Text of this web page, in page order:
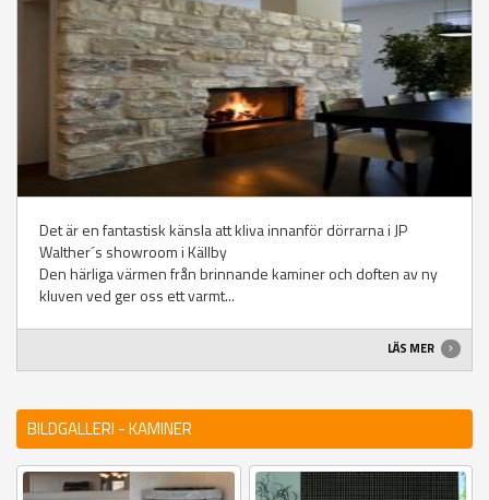
Det är en fantastisk känsla att kliva innanför dörrarna i JP
Walther´s showroom i Källby
Den härliga värmen från brinnande kaminer och doften av ny
kluven ved ger oss ett varmt...
LÄS MER
BILDGALLERI - KAMINER